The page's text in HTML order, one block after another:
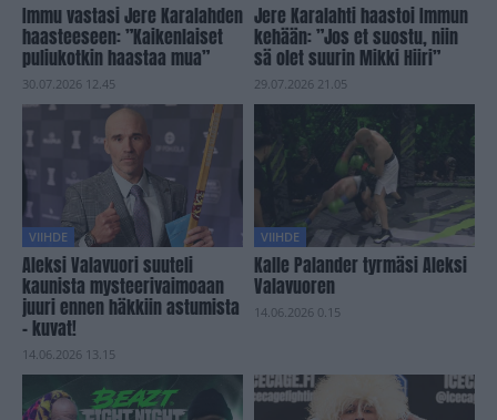
Immu vastasi Jere Karalahden
haasteeseen: ”Kaikenlaiset
puliukotkin haastaa mua”
30.07.2026 12.45
Jere Karalahti haastoi Immun
kehään: ”Jos et suostu, niin
sä olet suurin Mikki Hiiri”
29.07.2026 21.05
VIIHDE
Aleksi Valavuori suuteli
kaunista mysteerivaimoaan
juuri ennen häkkiin astumista
– kuvat!
14.06.2026 13.15
VIIHDE
Kalle Palander tyrmäsi Aleksi
Valavuoren
14.06.2026 0.15